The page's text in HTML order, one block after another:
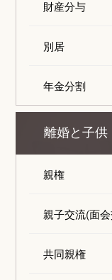
財産分与
別居
年金分割
離婚と子供
親権
親子交流(面
共同親権